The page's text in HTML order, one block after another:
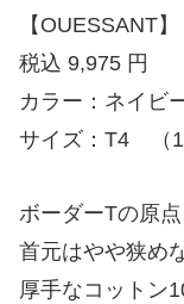
【OUESSANT】
税込 9,975 円
カラー：ネイビ
サイズ：T4 （
ボーダーTの原
首元はやや狭め
厚手なコットン